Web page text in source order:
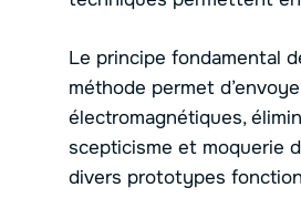
Le principe fondamental
méthode permet
électromagnétiques,
scepticisme et moquerie
divers prototypes